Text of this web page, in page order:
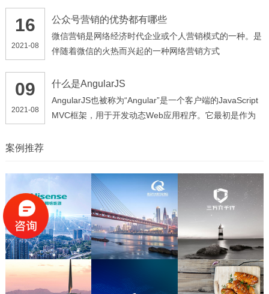
择JavaScript作为实现语言的原因： JavaScript满足
CommonJS标准，符合事件驱动，用户较多且门槛较
低；Chrome的V8引擎具有出色的性能；Node.js运行时
16
2021-08
公众号营销的优势都有哪些
微信营销是网络经济时代企业或个人营销模式的一种。是
伴随着微信的火热而兴起的一种网络营销方式
09
2021-08
什么是AngularJS
AngularJS也被称为“Angular”是一个客户端的JavaScript
MVC框架，用于开发动态Web应用程序。它最初是作为
案例推荐